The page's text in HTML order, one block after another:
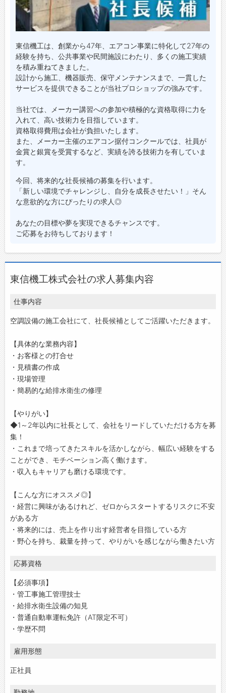
東信機工は、創業から47年、エアコン事業に特化して27年の
経験を持ち、公共事業や民間施設にわたり、多くの施工実績
を積み重ねてきました。
設計から施工、機器販売、保守メンテナンスまで、一貫した
サービスを提供できることが当社プロショップの強みです。
当社では、メーカー講習への参加や積極的な資格取得に力を
入れて、高い技術力を目指しています。
資格取得費用は会社が負担いたします。
また、メーカー主催のエアコン据付コンクールでは、社員が
金賞と銀賞を受賞するなど、実績を誇る技術力を有していま
す。
今回、将来的な社長候補の募集を行います。
「新しい環境でチャレンジし、自分を成長させたい！」そん
な意欲的な方にぴったりの求人◎
あなたの目標や夢を実現できるチャンスです。
ご応募をお待ちしております！
東信機工株式会社の求人募集内容
仕事内容
空調設備の施工会社にて、社長候補としてご活躍いただきます。
【具体的な業務内容】
・お客様との打合せ
・見積書の作成
・現場管理
・簡易的な給排水衛生の修理
【やりがい】
◆1～2年以内に社長として、会社をリードしていただける方を募
集！
・これまで培ってきたスキルを活かしながら、幅広い経験をする
ことができ、モチベーション高く働けます。
・収入もキャリアも磨ける環境です。
【こんな方にオススメ◎】
・経営に興味があるけれど、ゼロからスタートするリスクに不安
がある方
・将来的には、売上を作り出す経営者を目指している方
・野心を持ち、裁量を持って、やりがいを感じながら働きたい方
応募資格
【必須事項】
・管工事施工管理技士
・給排水衛生設備の知見
・普通自動車運転免許（AT限定不可）
・学歴不問
雇用形態
正社員